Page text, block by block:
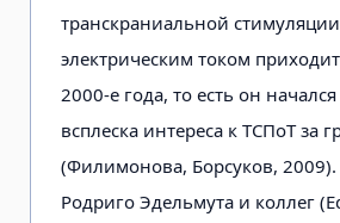
транскраниальной
электрическим током
2000-е года, то есть он
всплеска интереса к ТСПоТ за
(Филимонова, Борсуков,
Родриго Эдельмута и коллег